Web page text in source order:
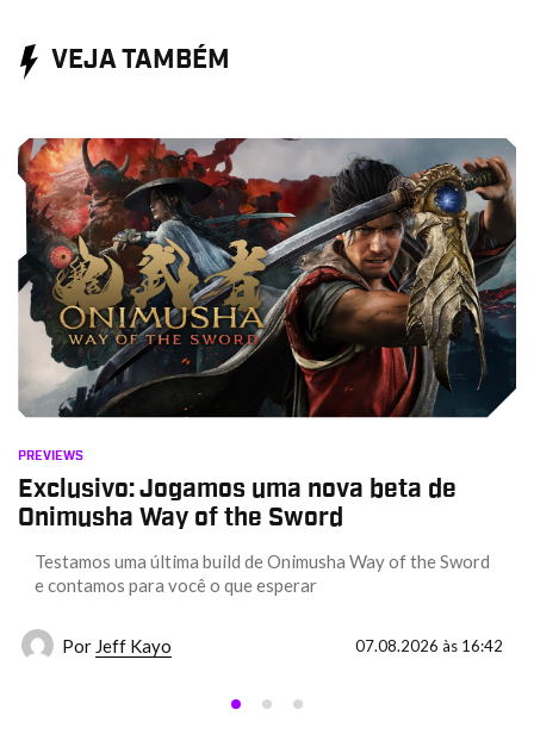
VEJA TAMBÉM
PREVIEWS
Exclusivo: Jogamos uma nova beta de
Onimusha Way of the Sword
Testamos uma última build de Onimusha Way of the Sword
e contamos para você o que esperar
Por Jeff Kayo 07.08.2026 às 16:42